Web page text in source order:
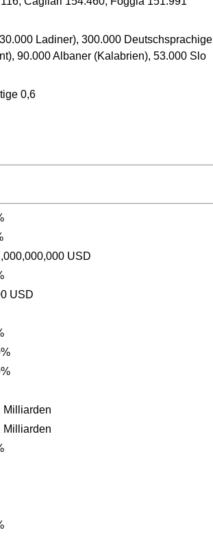
Ladiner), 300.000 Deutschsprachige
90.000 Albaner (Kalabrien), 53.000 Slo
0,6
USD
USD
Milliarden
Milliarden